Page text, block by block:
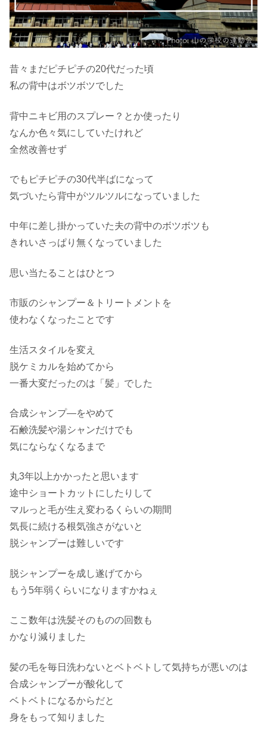
昔々まだピチピチの20代だった頃
私の背中はボツボツでした
背中ニキビ用のスプレー？とか使ったり
なんか色々気にしていたけれど
全然改善せず
でもピチピチの30代半ばになって
気づいたら背中がツルツルになっていました
中年に差し掛かっていた夫の背中のボツボツも
きれいさっぱり無くなっていました
思い当たることはひとつ
市販のシャンプー＆トリートメントを
使わなくなったことです
生活スタイルを変え
脱ケミカルを始めてから
一番大変だったのは「髪」でした
合成シャンプ―をやめて
石鹸洗髪や湯シャンだけでも
気にならなくなるまで
丸3年以上かかったと思います
途中ショートカットにしたりして
マルっと毛が生え変わるくらいの期間
気長に続ける根気強さがないと
脱シャンプーは難しいです
脱シャンプーを成し遂げてから
もう5年弱くらいになりますかねぇ
ここ数年は洗髪そのものの回数も
かなり減りました
髪の毛を毎日洗わないとベトベトして気持ちが悪いのは
合成シャンプーが酸化して
ベトベトになるからだと
身をもって知りました